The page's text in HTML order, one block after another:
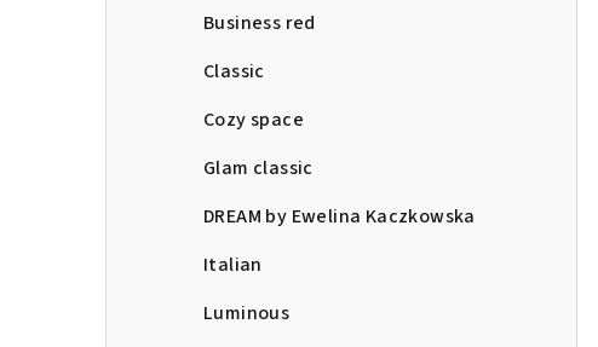
Business red
Classic
Cozy space
Glam classic
DREAM by Ewelina Kaczkowska
Italian
Luminous